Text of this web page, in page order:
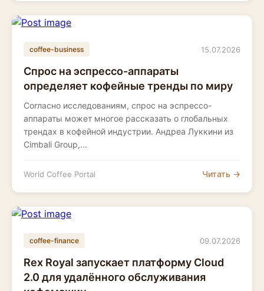
coffee-business 15.07.2026
Спрос на эспрессо-аппараты
определяет кофейные тренды по миру
Согласно исследованиям, спрос на эспрессо-
аппараты может многое рассказать о глобальных
трендах в кофейной индустрии. Андреа Луккини из
Cimbali Group,...
World Coffee Portal Читать →
coffee-finance 09.07.2026
Rex Royal запускает платформу Cloud
2.0 для удалённого обслуживания